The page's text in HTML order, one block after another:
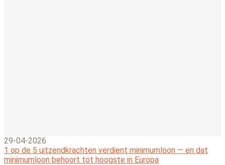
29-04-2026
1 op de 5 uitzendkrachten verdient minimumloon — en dat
minimumloon behoort tot hoogste in Europa